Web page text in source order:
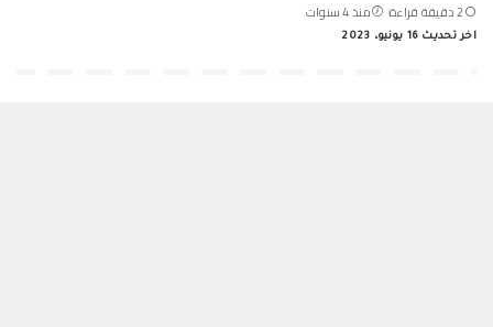
2 دقيقة قراءة منذ 4 سنوات
اخر تحديث 16 يونيو، 2023